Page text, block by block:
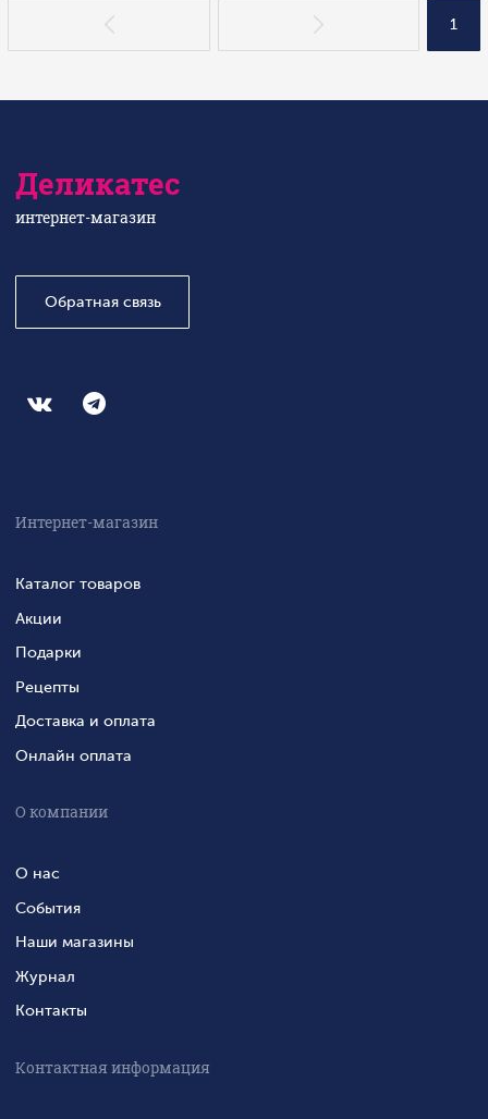
1
Деликатес
интернет-магазин
Обратная связь
Интернет-магазин
Каталог товаров
Акции
Подарки
Рецепты
Доставка и оплата
Онлайн оплата
О компании
О нас
События
Наши магазины
Журнал
Контакты
Контактная информация